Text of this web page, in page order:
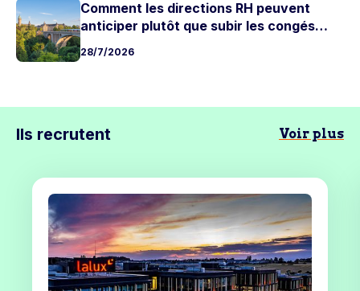
Comment les directions RH peuvent
anticiper plutôt que subir les congés
d'été
28/7/2026
Ils recrutent Voir plus